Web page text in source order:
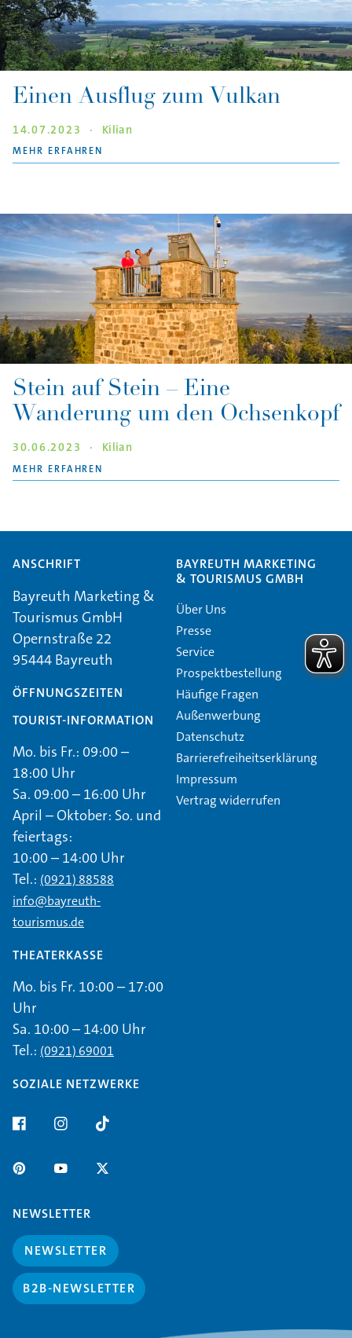
Einen Ausflug zum Vulkan
14.07.2023 · Kilian
MEHR ERFAHREN
Stein auf Stein – Eine
Wanderung um den Ochsenkopf
30.06.2023 · Kilian
MEHR ERFAHREN
ANSCHRIFT
Bayreuth Marketing &
Tourismus GmbH
Opernstraße 22
95444 Bayreuth
ÖFFNUNGSZEITEN
TOURIST-INFORMATION
Mo. bis Fr.: 09:00 –
18:00 Uhr
Sa. 09:00 – 16:00 Uhr
April – Oktober: So. und
feiertags:
10:00 – 14:00 Uhr
Tel.: (0921) 88588
info@bayreuth-
tourismus.de
THEATERKASSE
Mo. bis Fr. 10:00 – 17:00
Uhr
Sa. 10:00 – 14:00 Uhr
Tel.: (0921) 69001
SOZIALE NETZWERKE
BAYREUTH MARKETING
& TOURISMUS GMBH
Über Uns
Presse
Service
Prospektbestellung
Häufige Fragen
Außenwerbung
Datenschutz
Barrierefreiheitserklärung
Impressum
Vertrag widerrufen
NEWSLETTER
NEWSLETTER
B2B-NEWSLETTER